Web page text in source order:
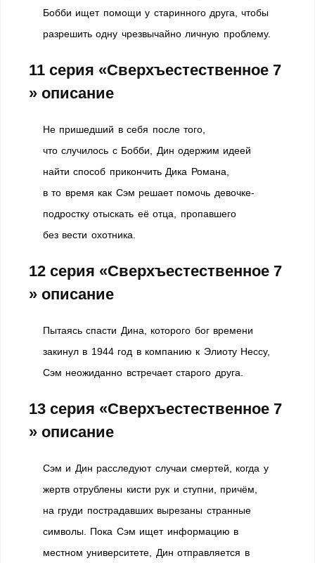
Бобби ищет помощи у старинного друга, чтобы
разрешить одну чрезвычайно личную проблему.
11 серия «Сверхъестественное 7
» описание
Не пришедший в себя после того,
что случилось с Бобби, Дин одержим идеей
найти способ прикончить Дика Романа,
в то время как Сэм решает помочь девочке-
подростку отыскать её отца, пропавшего
без вести охотника.
12 серия «Сверхъестественное 7
» описание
Пытаясь спасти Дина, которого бог времени
закинул в 1944 год в компанию к Элиоту Нессу,
Сэм неожиданно встречает старого друга.
13 серия «Сверхъестественное 7
» описание
Сэм и Дин расследуют случаи смертей, когда у
жертв отрублены кисти рук и ступни, причём,
на груди пострадавших вырезаны странные
символы. Пока Сэм ищет информацию в
местном университете, Дин отправляется в